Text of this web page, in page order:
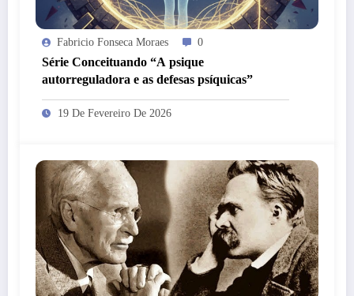
Fabricio Fonseca Moraes 0
Série Conceituando “A psique
autorreguladora e as defesas psíquicas”
19 De Fevereiro De 2026